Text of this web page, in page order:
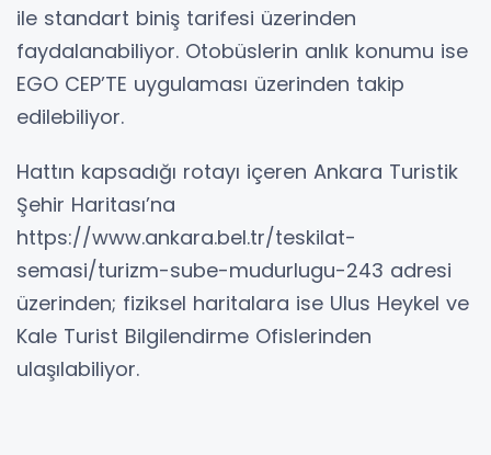
ile standart biniş tarifesi üzerinden
faydalanabiliyor. Otobüslerin anlık konumu ise
EGO CEP’TE uygulaması üzerinden takip
edilebiliyor.
Hattın kapsadığı rotayı içeren Ankara Turistik
Şehir Haritası’na
https://www.ankara.bel.tr/teskilat-
semasi/turizm-sube-mudurlugu-243 adresi
üzerinden; fiziksel haritalara ise Ulus Heykel ve
Kale Turist Bilgilendirme Ofislerinden
ulaşılabiliyor.